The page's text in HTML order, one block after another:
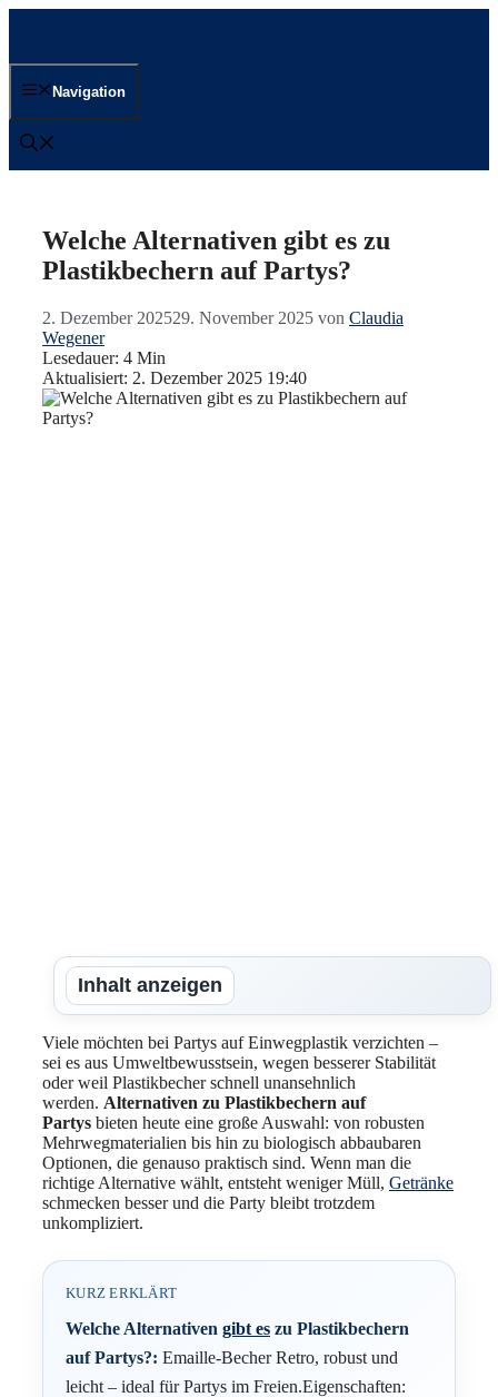
Navigation
Welche Alternativen gibt es zu
Plastikbechern auf Partys?
2. Dezember 202529. November 2025 von Claudia
Wegener
Lesedauer: 4 Min
Aktualisiert: 2. Dezember 2025 19:40
Inhalt anzeigen
Viele möchten bei Partys auf Einwegplastik verzichten –
sei es aus Umweltbewusstsein, wegen besserer Stabilität
oder weil Plastikbecher schnell unansehnlich
werden. Alternativen zu Plastikbechern auf
Partys bieten heute eine große Auswahl: von robusten
Mehrwegmaterialien bis hin zu biologisch abbaubaren
Optionen, die genauso praktisch sind. Wenn man die
richtige Alternative wählt, entsteht weniger Müll, Getränke
schmecken besser und die Party bleibt trotzdem
unkompliziert.
KURZ ERKLÄRT
Welche Alternativen gibt es zu Plastikbechern
auf Partys?: Emaille-Becher Retro, robust und
leicht – ideal für Partys im Freien.Eigenschaften: